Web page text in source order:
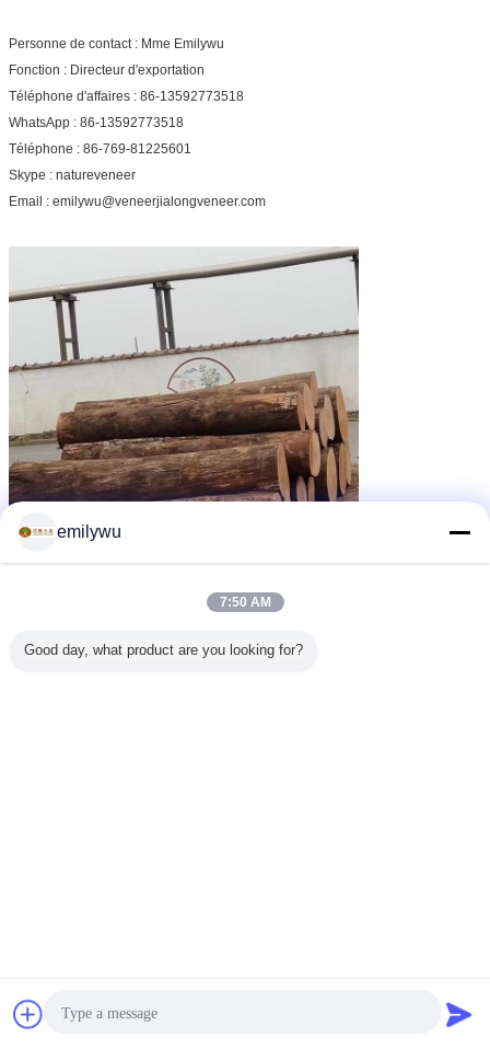
Personne de contact : Mme Emilywu
Fonction : Directeur d'exportation
Téléphone d'affaires : 86-13592773518
WhatsApp : 86-13592773518
Téléphone : 86-769-81225601
Skype : natureveneer
Email : emilywu@veneerjialongveneer.com
Bavarder
emilywu
7:50 AM
Good day, what product are you looking for?